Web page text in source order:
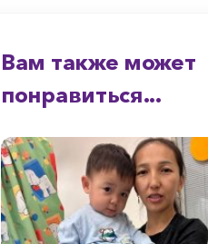
Вам также может
понравиться...